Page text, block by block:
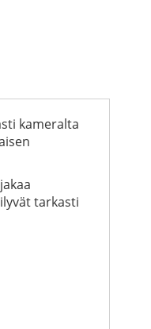
kameralta
tarkasti